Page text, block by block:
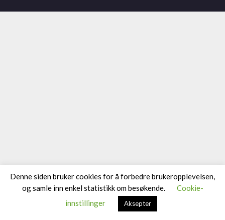
Denne siden bruker cookies for å forbedre brukeropplevelsen,
og samle inn enkel statistikk om besøkende.
Cookie-
innstillinger
Aksepter